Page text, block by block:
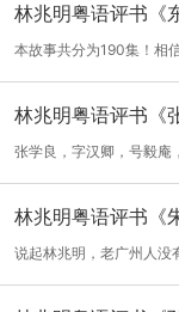
林兆明粤语评书《
本故事共分为190集！相
欢林老讲...[详细]
林兆明粤语评书《
张学良，字汉卿，号毅庵
东风镇...[详细]
林兆明粤语评书《
说起林兆明，老广州人没
争议的...[详细]